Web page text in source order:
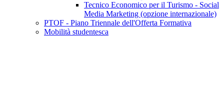
Tecnico Economico per il Turismo - Social
Media Marketing (opzione internazionale)
PTOF - Piano Triennale dell'Offerta Formativa
Mobilità studentesca